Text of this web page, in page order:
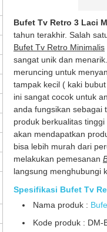
Bufet Tv Retro 3 Laci
tahun terakhir. Salah
Bufet Tv Retro Minimalis
sangat unik dan
meruncing untuk
tampak kecil ( kaki
ini sangat cocok untuk
anda fungsikan sebagai
produk berkualitas
akan mendapatkan
bisa lebih murah dari
melakukan pemesanan
langsung menghubungi
Spesifikasi Bufet Tv
Nama produk :
Kode produk : DM-